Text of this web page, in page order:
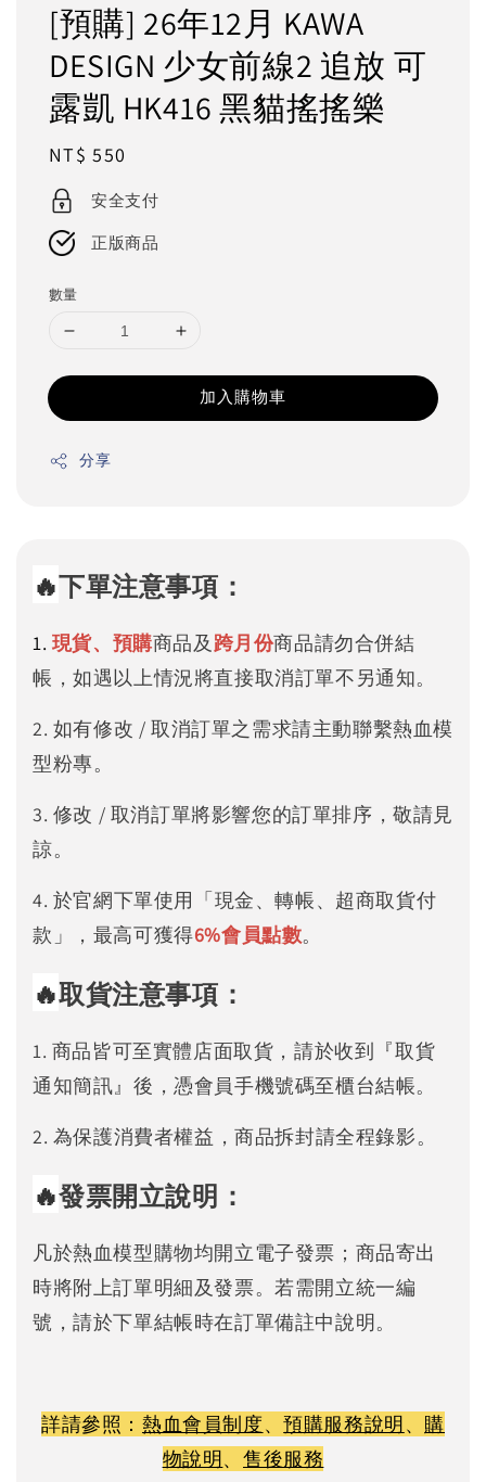
[預購] 26年12月 KAWA
DESIGN 少女前線2 追放 可
露凱 HK416 黑貓搖搖樂
Regular
price
NT$ 550
安全支付
正版商品
數量
加入購物車
分享
🔥下單注意事項：
1. 現貨、預購商品及 跨月份商品請勿合併結
帳，如遇以上情況將直接取消訂單不另通知。
2. 如有修改 / 取消訂單之需求請主動聯繫熱血模
型粉專。
3. 修改 / 取消訂單將影響您的訂單排序，敬請見
諒。
4. 於官網下單使用「現金、轉帳、超商取貨付
款」，最高可獲得6%會員點數。
🔥取貨注意事項：
1. 商品皆可至實體店面取貨，請於收到『取貨
通知簡訊』後，憑會員手機號碼至櫃台結帳。
2. 為保護消費者權益，商品拆封請全程錄影。
🔥發票開立說明：
凡於熱血模型購物均開立電子發票；商品寄出
時將附上訂單明細及發票。若需開立統一編
號，請於下單結帳時在訂單備註中說明。
詳請參照： 熱血會員制度、預購服務說明、 購
物說明、 售後服務